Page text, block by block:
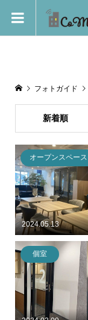
フォトガイド
新着順
2024.05.13
オープンスペース
個室